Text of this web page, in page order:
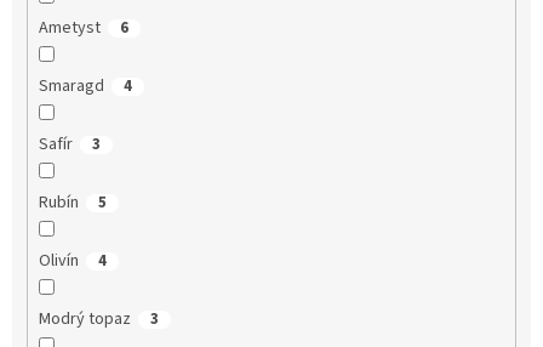
Ametyst 6
Smaragd 4
Safír 3
Rubín 5
Olivín 4
Modrý topaz 3